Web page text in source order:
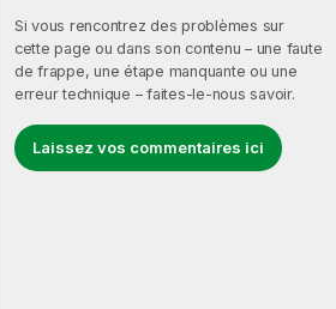
Si vous rencontrez des problèmes sur
cette page ou dans son contenu – une faute
de frappe, une étape manquante ou une
erreur technique – faites-le-nous savoir.
Laissez vos commentaires ici